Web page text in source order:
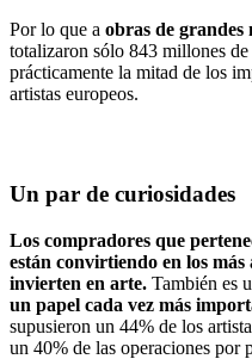
Por lo que a obras de grandes
totalizaron sólo 843 millones
prácticamente la mitad de los
artistas europeos.
Un par de curiosidades
Los compradores que
están convirtiendo en los más
invierten en arte. También es
un papel cada vez más
supusieron un 44% de los
un 40% de las operaciones por